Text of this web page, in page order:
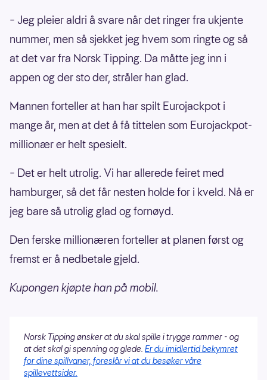
– Jeg pleier aldri å svare når det ringer fra ukjente
nummer, men så sjekket jeg hvem som ringte og så
at det var fra Norsk Tipping. Da måtte jeg inn i
appen og der sto der, stråler han glad.
Mannen forteller at han har spilt Eurojackpot i
mange år, men at det å få tittelen som Eurojackpot-
millionær er helt spesielt.
– Det er helt utrolig. Vi har allerede feiret med
hamburger, så det får nesten holde for i kveld. Nå er
jeg bare så utrolig glad og fornøyd.
Den ferske millionæren forteller at planen først og
fremst er å nedbetale gjeld.
Kupongen kjøpte han på mobil.
Norsk Tipping ønsker at du skal spille i trygge rammer - og
at det skal gi spenning og glede. Er du imidlertid bekymret
for dine spillvaner, foreslår vi at du besøker våre
spillevettsider.